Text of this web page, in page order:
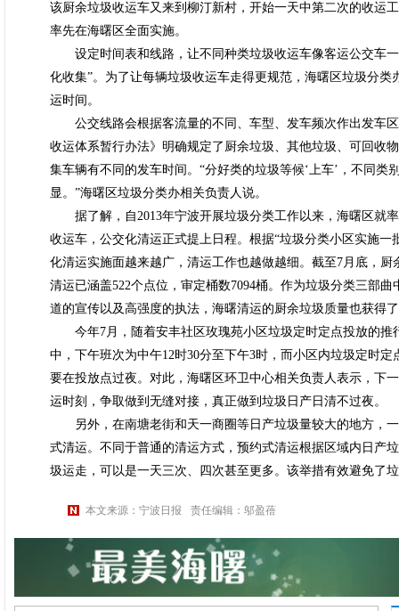
该厨余垃圾收运车又来到柳汀新村，开始一天中第二次的收运
率先在海曙区全面实施。
设定时间表和线路，让不同种类垃圾收运车像客运公交车
化收集”。为了让每辆垃圾收运车走得更规范，海曙区垃圾分
运时间。
公交线路会根据客流量的不同、车型、发车频次作出发车
收运体系暂行办法》明确规定了厨余垃圾、其他垃圾、可回收
集车辆有不同的发车时间。“分好类的垃圾等候‘上车’，不同
显。”海曙区垃圾分类办相关负责人说。
据了解，自2013年宁波开展垃圾分类工作以来，海曙区就
收运车，公交化清运正式提上日程。根据“垃圾分类小区实施
化清运实施面越来越广，清运工作也越做越细。截至7月底，
清运已涵盖522个点位，审定桶数7094桶。作为垃圾分类三部
道的宣传以及高强度的执法，海曙清运的厨余垃圾质量也获得
今年7月，随着安丰社区玫瑰苑小区垃圾定时定点投放的推
中，下午班次为中午12时30分至下午3时，而小区内垃圾定时
要在投放点过夜。对此，海曙区环卫中心相关负责人表示，下
运时刻，争取做到无缝对接，真正做到垃圾日产日清不过夜。
另外，在南塘老街和天一商圈等日产垃圾量较大的地方，
式清运。不同于普通的清运方式，预约式清运根据区域内日产
圾运走，可以是一天三次、四次甚至更多。该举措有效避免了
本文来源：宁波日报 责任编辑：邬盈蓓